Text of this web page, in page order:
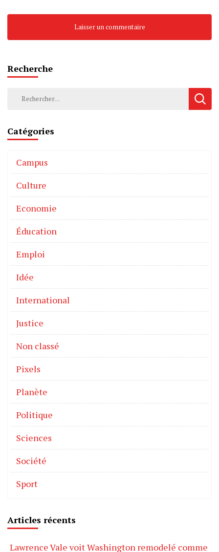
Recherche
Catégories
Campus
Culture
Economie
Éducation
Emploi
Idée
International
Justice
Non classé
Pixels
Planète
Politique
Sciences
Société
Sport
Articles récents
Lawrence Vale voit Washington remodelé comme